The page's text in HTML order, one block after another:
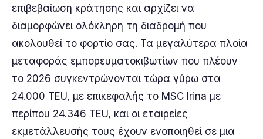
επιβεβαίωση κράτησης και αρχίζει να
διαμορφώνει ολόκληρη τη διαδρομή που
ακολουθεί το φορτίο σας. Τα μεγαλύτερα πλοία
μεταφοράς εμπορευματοκιβωτίων που πλέουν
το 2026 συγκεντρώνονται τώρα γύρω στα
24.000 TEU, με επικεφαλής το MSC Irina με
περίπου 24.346 TEU, και οι εταιρείες
εκμετάλλευσής τους έχουν ενοποιηθεί σε μια